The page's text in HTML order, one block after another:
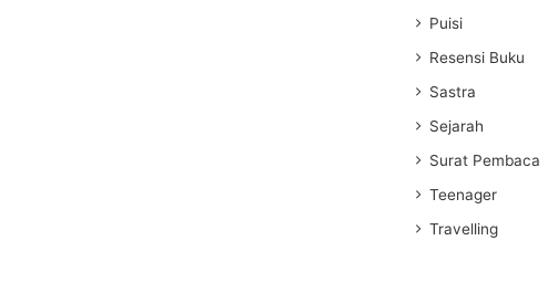
Puisi
Resensi Buku
Sastra
Sejarah
Surat Pembaca
Teenager
Travelling